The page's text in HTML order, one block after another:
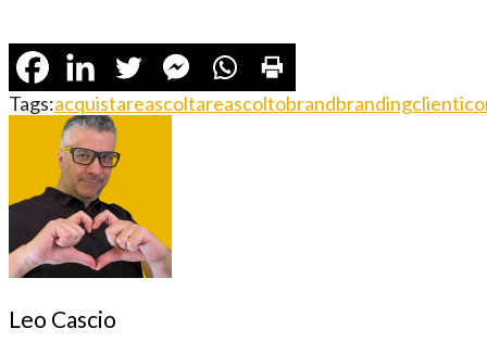
Tags:acquistareascoltareascoltobrandbrandingclienti
Leo Cascio